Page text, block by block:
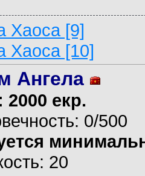
Хаоса [9]
Хаоса [10]
Ангела
2000 екр.
0/500
20